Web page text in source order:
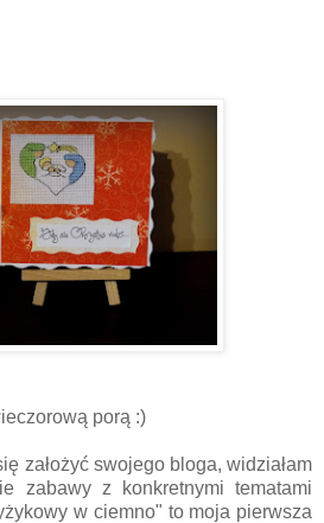
porą :)
założyć swojego bloga, widziałam
zabawy z konkretnymi tematami
w ciemno" to moja pierwsza